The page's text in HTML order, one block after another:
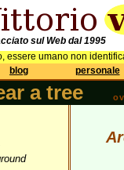
sul Web dal 1995
essere umano non
blog personale
a tree